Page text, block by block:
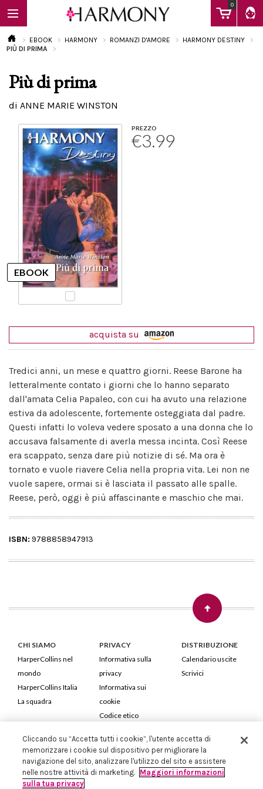
0
EBOOK
Calendario
EBOOK HARMONY ROMANZI D'AMORE
HARMONY DESTINY
PIÙ DI PRIMA
Più di prima
di ANNE MARIE WINSTON
PREZZO
€3.99
acquista su
Tredici anni, un mese e quattro giorni. Reese Barone ha
letteralmente contato i giorni che lo hanno separato
dall'amata Celia Papaleo, con cui ha avuto una relazione
estiva da adolescente, fortemente osteggiata dal padre.
Questi infatti lo voleva vedere sposato a una donna che lo
accusava falsamente di averla messa incinta. Così Reese
era scappato, senza dare più notizie di sé. Ma ora è
tornato e vuole riavere Celia nella propria vita. Lei non ne
vuole sapere, ormai si è lasciata il passato alle spalle.
Reese, però, oggi è più affascinante e maschio che mai.
ISBN: 9788858947913
CHI SIAMO
HarperCollins nel
mondo
HarperCollins Italia
La squadra
PRIVACY
Informativa sulla
privacy
Informativa sui
cookie
Codice etico
DISTRIBUZIONE
Calendario uscite
Scrivici
HarperCollins Italia S.p.A. Viale Monte Nero, 84 - 20135 Milano
Cod. Fiscale e P.IVA 05946780151 - Capitale Sociale 258.250 €
Iscritta in Milano al Registro delle imprese nr.198004 e REA nr.1051898
Cliccando su “Accetta tutti i cookie”, l'utente accetta di
memorizzare i cookie sul dispositivo per migliorare la
navigazione del sito, analizzare l'utilizzo del sito e assistere
nelle nostre attività di marketing. Maggiori informazioni
sulla tua privacy